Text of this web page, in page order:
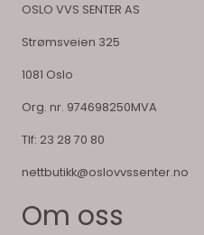
OSLO VVS SENTER AS
Strømsveien 325
1081 Oslo
Org. nr. 974698250MVA
Tlf: 23 28 70 80
nettbutikk@oslovvssenter.no
Om oss